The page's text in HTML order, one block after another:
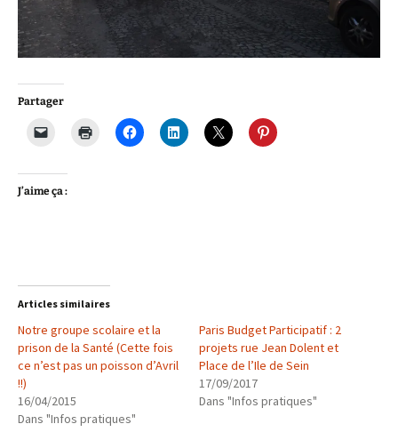
Partager
J’aime ça :
Articles similaires
Notre groupe scolaire et la
prison de la Santé (Cette fois
ce n’est pas un poisson d’Avril
!!)
16/04/2015
Dans "Infos pratiques"
Paris Budget Participatif : 2
projets rue Jean Dolent et
Place de l’Ile de Sein
17/09/2017
Dans "Infos pratiques"